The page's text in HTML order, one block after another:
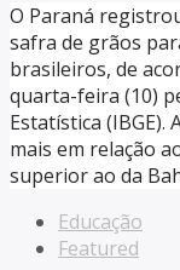
O Paraná
safra de grãos
brasileiros, de
quarta-feira (10)
Estatística (IBGE).
mais em relação
superior ao da
Educação
Featured